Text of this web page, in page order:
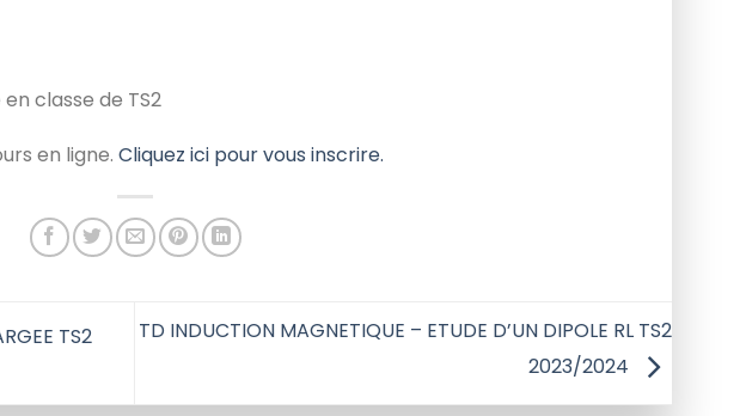
classe de TS2
en ligne. Cliquez ici pour vous inscrire.
TS2
TD INDUCTION MAGNETIQUE – ETUDE D’UN DIPOLE RL TS2
2023/2024